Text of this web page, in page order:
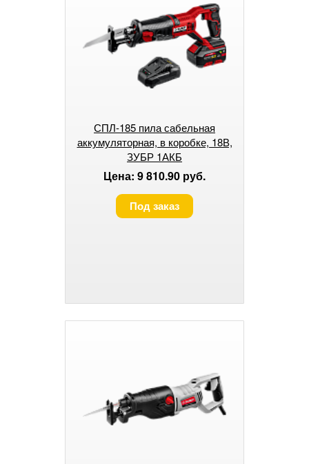
СПЛ-185 пила сабельная
аккумуляторная, в коробке, 18В,
ЗУБР 1АКБ
Цена: 9 810.90 руб.
Под заказ